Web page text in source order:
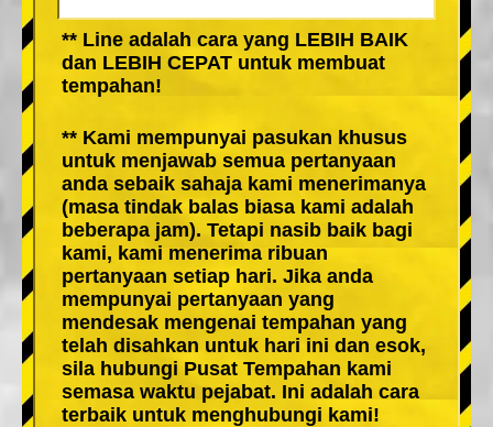
** Line adalah cara yang LEBIH BAIK
dan LEBIH CEPAT untuk membuat
tempahan!
** Kami mempunyai pasukan khusus
untuk menjawab semua pertanyaan
anda sebaik sahaja kami menerimanya
(masa tindak balas biasa kami adalah
beberapa jam). Tetapi nasib baik bagi
kami, kami menerima ribuan
pertanyaan setiap hari. Jika anda
mempunyai pertanyaan yang
mendesak mengenai tempahan yang
telah disahkan untuk hari ini dan esok,
sila hubungi Pusat Tempahan kami
semasa waktu pejabat. Ini adalah cara
terbaik untuk menghubungi kami!